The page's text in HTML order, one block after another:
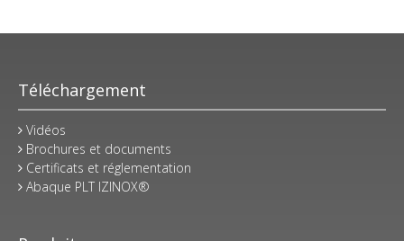
Téléchargement
Vidéos
Brochures et documents
Certificats et réglementation
Abaque PLT IZINOX®